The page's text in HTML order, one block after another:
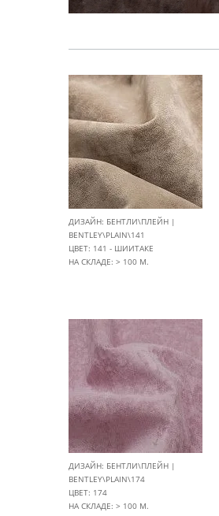
ДИЗАЙН: БЕНТЛИ\ПЛЕЙН |
BENTLEY\PLAIN\141
ЦВЕТ: 141 - ШИИТАКЕ
НА СКЛАДЕ: > 100 М.
ДИЗАЙН: БЕНТЛИ\ПЛЕЙН |
BENTLEY\PLAIN\174
ЦВЕТ: 174
НА СКЛАДЕ: > 100 М.